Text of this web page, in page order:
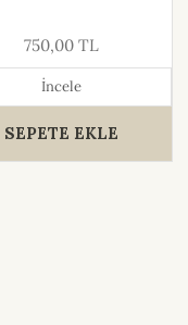
750,00 TL
İncele
SEPETE EKLE